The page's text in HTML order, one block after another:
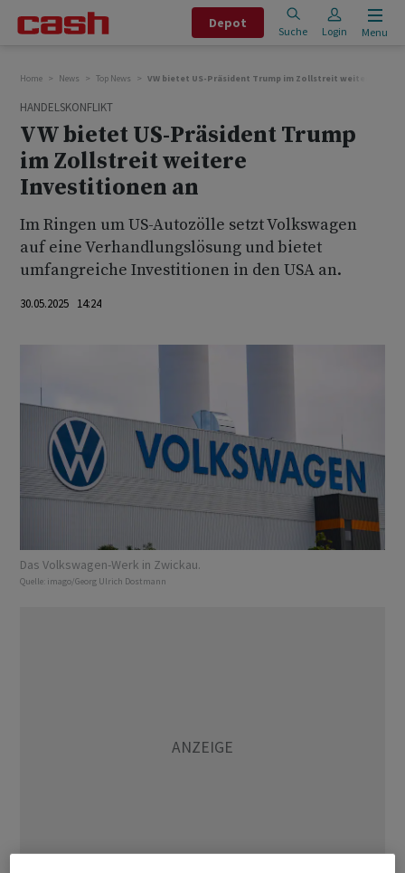
Depot
Suche Login Menu
Home News Top News VW bietet US-Präsident Trump im Zollstreit weitere
HANDELSKONFLIKT
VW bietet US-Präsident Trump
im Zollstreit weitere
Investitionen an
Im Ringen um US-Autozölle setzt Volkswagen
auf eine Verhandlungslösung und bietet
umfangreiche Investitionen in den USA an.
30.05.2025 14:24
Das Volkswagen-Werk in Zwickau.
Quelle: imago/Georg Ulrich Dostmann